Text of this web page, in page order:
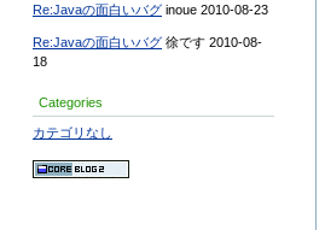
Re:Javaの面白いバグ inoue 2010-08-23
Re:Javaの面白いバグ 徐です 2010-08-
18
Categories
カテゴリなし